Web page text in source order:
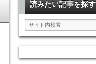
読みたい記事を探す